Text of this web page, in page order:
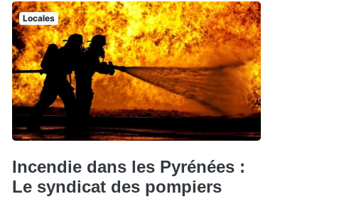
Locales
Incendie dans les Pyrénées :
Le syndicat des pompiers